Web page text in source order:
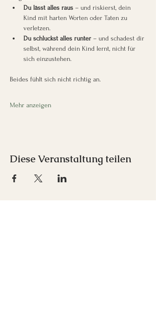
Du lässt alles raus – und riskierst, dein
Kind mit harten Worten oder Taten zu
verletzen.
Du schluckst alles runter – und schadest dir
selbst, während dein Kind lernt, nicht für
sich einzustehen.
Beides fühlt sich nicht richtig an.
Mehr anzeigen
Diese Veranstaltung teilen